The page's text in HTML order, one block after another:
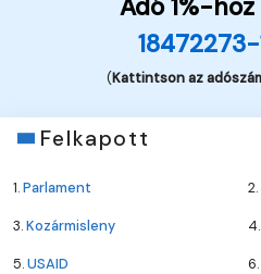
Adó 1%-
(Kattintson az
Felkapott
1.Parlament 2.
3.Kozármisleny 4.
5.USAID 6.